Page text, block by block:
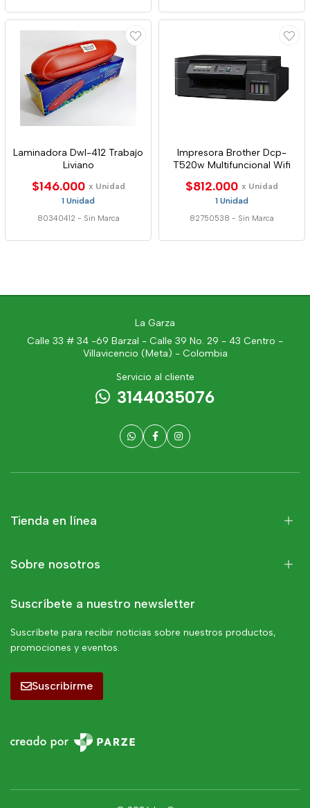
Laminadora Dwl-412 Trabajo
Liviano
$146.000 x Unidad
1 Unidad
80340412 - Sin Marca
Impresora Brother Dcp-
T520w Multifuncional Wifi
$812.000 x Unidad
1 Unidad
82750538 - Sin Marca
La Garza
Calle 33 # 34 -69 Barzal - Calle 39 No. 29 - 43 Centro -
Villavicencio (Meta) - Colombia
Servicio al cliente
3144035076
Tienda en línea
Sobre nosotros
Suscríbete a nuestro newsletter
Suscríbete para recibir noticias sobre nuestros productos,
promociones y eventos.
Suscribirme